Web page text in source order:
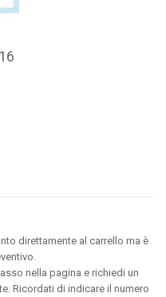
direttamente al carrello ma è
nella pagina e richiedi un
Ricordati di indicare il numero